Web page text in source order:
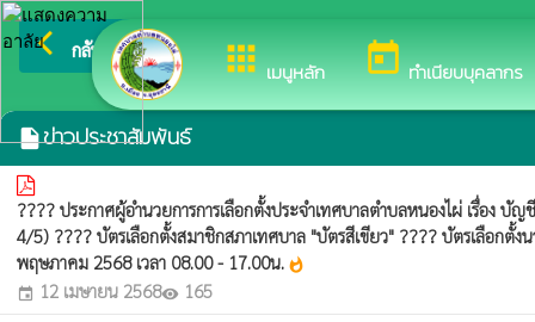
apps เมนูหลัก today ทำเนียบบุคลากร
arrow_back_ios กลับเมนูหลัก
insert_drive_fileข่าวประชาสัมพันธ์
???? ประกาศผู้อำนวยการการเลือกตั้งประจำเทศบาลตำบลหนองไผ่ เรื่อง
4/5) ???? บัตรเลือกตั้งสมาชิกสภาเทศบาล "บัตรสีเขียว" ???? บัตรเลือกตั้
พฤษภาคม 2568 เวลา 08.00 - 17.00น. whatshot
event 12 เมษายน 2568visibility 165